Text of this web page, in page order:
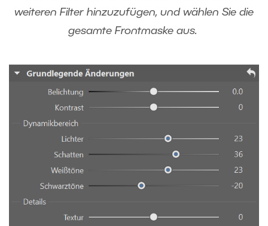
weiteren Filter hinzuzufügen, und wählen Sie die
gesamte Frontmaske aus.